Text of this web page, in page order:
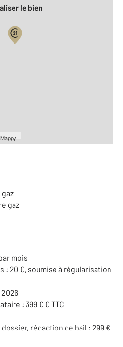
Mappy
le bien
gaz
mois
: 20 €, soumise à régularisation
: 399 € € TTC
rédaction de bail : 299 €